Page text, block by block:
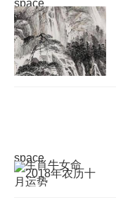
space
space